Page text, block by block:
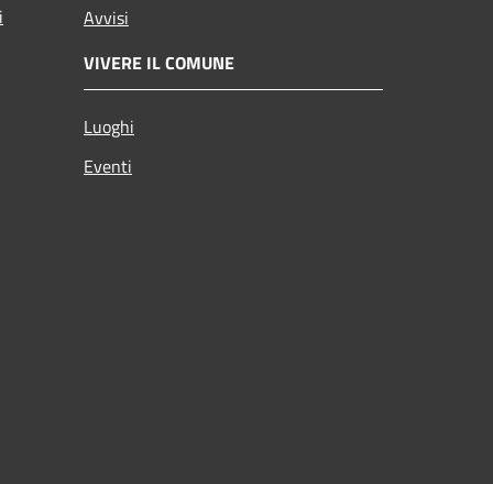
Avvisi
VIVERE IL COMUNE
Luoghi
Eventi